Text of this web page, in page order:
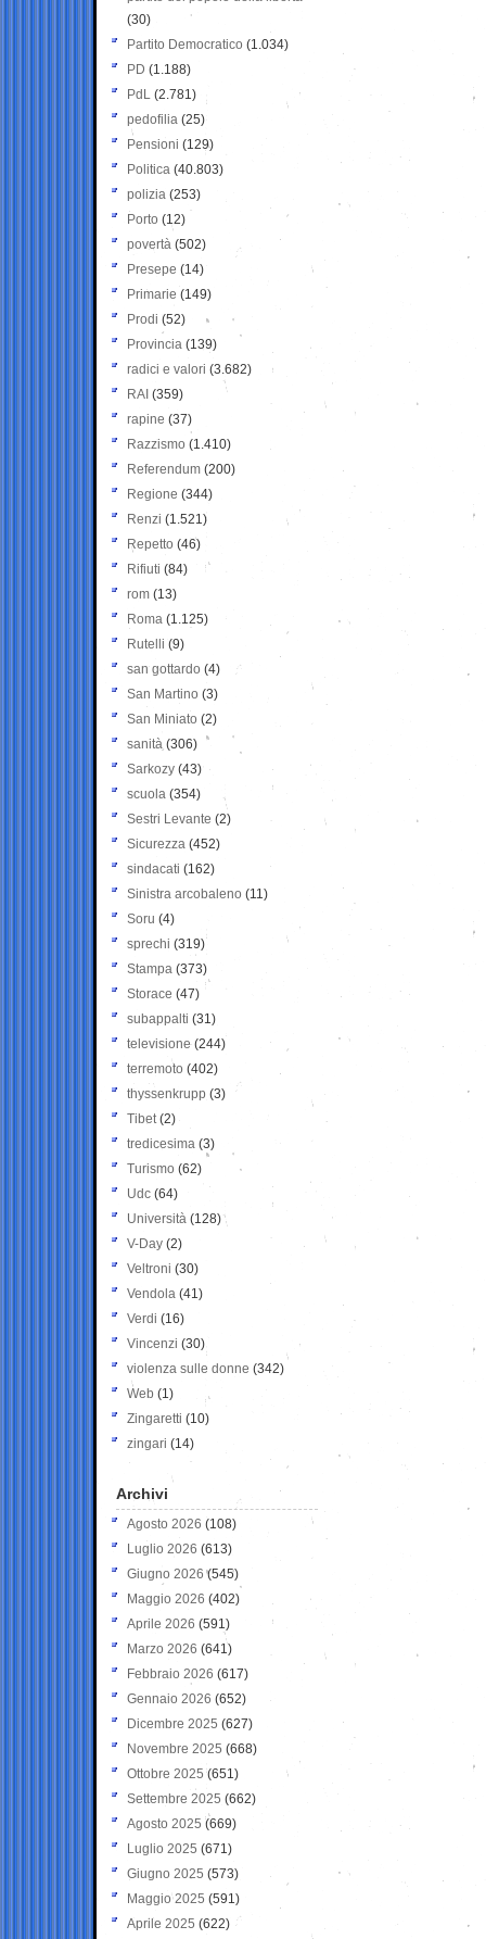
(30)
Partito Democratico (1.034)
PD (1.188)
PdL (2.781)
pedofilia (25)
Pensioni (129)
Politica (40.803)
polizia (253)
Porto (12)
povertà (502)
Presepe (14)
Primarie (149)
Prodi (52)
Provincia (139)
radici e valori (3.682)
RAI (359)
rapine (37)
Razzismo (1.410)
Referendum (200)
Regione (344)
Renzi (1.521)
Repetto (46)
Rifiuti (84)
rom (13)
Roma (1.125)
Rutelli (9)
san gottardo (4)
San Martino (3)
San Miniato (2)
sanità (306)
Sarkozy (43)
scuola (354)
Sestri Levante (2)
Sicurezza (452)
sindacati (162)
Sinistra arcobaleno (11)
Soru (4)
sprechi (319)
Stampa (373)
Storace (47)
subappalti (31)
televisione(244)
terremoto (402)
thyssenkrupp (3)
Tibet(2)
tredicesima (3)
Turismo (62)
Udc (64)
Università (128)
V-Day (2)
Veltroni (30)
Vendola (41)
Verdi (16)
Vincenzi (30)
violenza sulle donne (342)
Web (1)
Zingaretti (10)
zingari (14)
Archivi
Agosto 2026 (108)
Luglio 2026 (613)
Giugno 2026 (545)
Maggio 2026 (402)
Aprile 2026 (591)
Marzo 2026 (641)
Febbraio 2026 (617)
Gennaio 2026 (652)
Dicembre 2025 (627)
Novembre 2025 (668)
Ottobre 2025 (651)
Settembre 2025 (662)
Agosto 2025 (669)
Luglio 2025 (671)
Giugno 2025 (573)
Maggio 2025 (591)
Aprile 2025 (622)